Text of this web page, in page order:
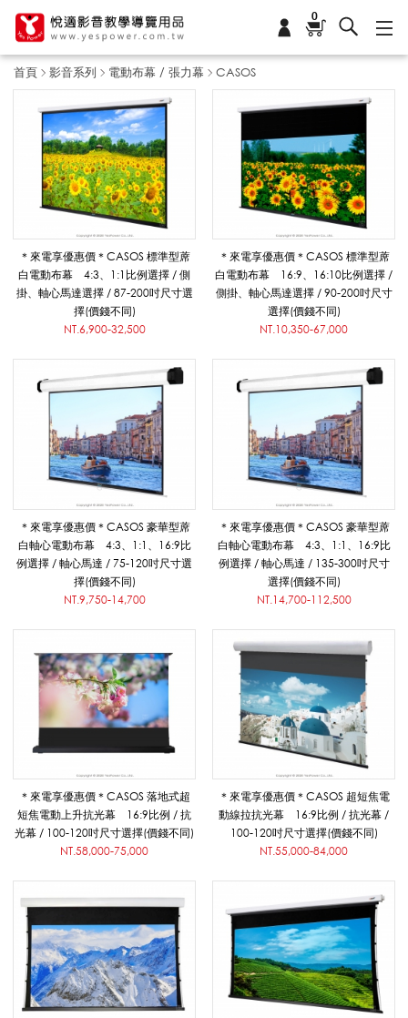
0
首頁 影音系列 電動布幕 / 張力幕 CASOS
C
S
電
動
布
幕
/
張
力
幕
＊來電享優惠價＊CASOS 標準型蓆
白電動布幕 4:3、1:1比例選擇 / 側
掛、軸心馬達選擇 / 87-200吋尺寸選
擇(價錢不同)
NT.6,900-32,500
＊來電享優惠價＊CASOS 標準型蓆
白電動布幕 16:9、16:10比例選擇 /
側掛、軸心馬達選擇 / 90-200吋尺寸
選擇(價錢不同)
NT.10,350-67,000
＊來電享優惠價＊CASOS 豪華型蓆
白軸心電動布幕 4:3、1:1、16:9比
例選擇 / 軸心馬達 / 75-120吋尺寸選
擇(價錢不同)
NT.9,750-14,700
＊來電享優惠價＊CASOS 豪華型蓆
白軸心電動布幕 4:3、1:1、16:9比
例選擇 / 軸心馬達 / 135-300吋尺寸
選擇(價錢不同)
NT.14,700-112,500
＊來電享優惠價＊CASOS 落地式超
短焦電動上升抗光幕 16:9比例 / 抗
光幕 / 100-120吋尺寸選擇(價錢不同)
NT.58,000-75,000
＊來電享優惠價＊CASOS 超短焦電
動線拉抗光幕 16:9比例 / 抗光幕 /
100-120吋尺寸選擇(價錢不同)
NT.55,000-84,000